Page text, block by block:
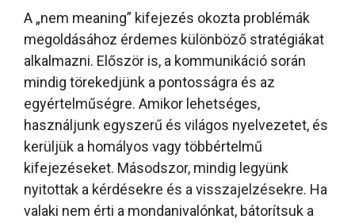
A „nem meaning” kifejezés okozta problémák
megoldásához érdemes különböző stratégiákat
alkalmazni. Először is, a kommunikáció során
mindig törekedjünk a pontosságra és az
egyértelműségre. Amikor lehetséges,
használjunk egyszerű és világos nyelvezetet, és
kerüljük a homályos vagy többértelmű
kifejezéseket. Másodszor, mindig legyünk
nyitottak a kérdésekre és a visszajelzésekre. Ha
valaki nem érti a mondanivalónkat, bátorítsuk a